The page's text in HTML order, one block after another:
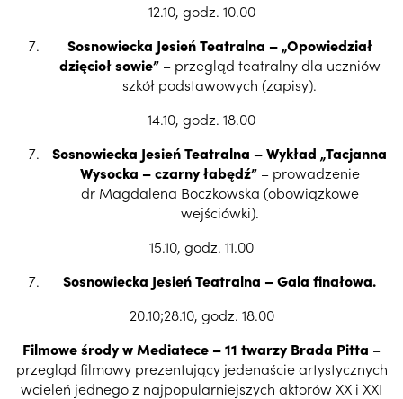
12.10, godz. 10.00
Sosnowiecka Jesień Teatralna – „Opowiedział
dzięcioł sowie”– przegląd teatralny dla uczniów
szkół podstawowych (zapisy).
14.10, godz. 18.00
Sosnowiecka Jesień Teatralna – Wykład „Tacjanna
Wysocka – czarny łabędź”– prowadzenie
dr Magdalena Boczkowska (obowiązkowe
wejściówki).
15.10, godz. 11.00
Sosnowiecka Jesień Teatralna – Gala finałowa.
20.10;28.10, godz. 18.00
Filmowe środy w Mediatece – 11 twarzy Brada Pitta –
przegląd filmowy prezentujący jedenaście artystycznych
wcieleń jednego z najpopularniejszych aktorów XX i XXI